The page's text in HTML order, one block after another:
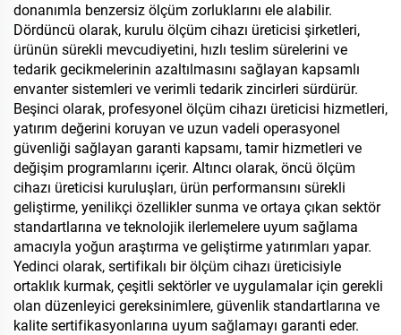
donanımla benzersiz ölçüm zorluklarını ele alabilir.
Dördüncü olarak, kurulu ölçüm cihazı üreticisi şirketleri,
ürünün sürekli mevcudiyetini, hızlı teslim sürelerini ve
tedarik gecikmelerinin azaltılmasını sağlayan kapsamlı
envanter sistemleri ve verimli tedarik zincirleri sürdürür.
Beşinci olarak, profesyonel ölçüm cihazı üreticisi hizmetleri,
yatırım değerini koruyan ve uzun vadeli operasyonel
güvenliği sağlayan garanti kapsamı, tamir hizmetleri ve
değişim programlarını içerir. Altıncı olarak, öncü ölçüm
cihazı üreticisi kuruluşları, ürün performansını sürekli
geliştirme, yenilikçi özellikler sunma ve ortaya çıkan sektör
standartlarına ve teknolojik ilerlemelere uyum sağlama
amacıyla yoğun araştırma ve geliştirme yatırımları yapar.
Yedinci olarak, sertifikalı bir ölçüm cihazı üreticisiyle
ortaklık kurmak, çeşitli sektörler ve uygulamalar için gerekli
olan düzenleyici gereksinimlere, güvenlik standartlarına ve
kalite sertifikasyonlarına uyum sağlamayı garanti eder.